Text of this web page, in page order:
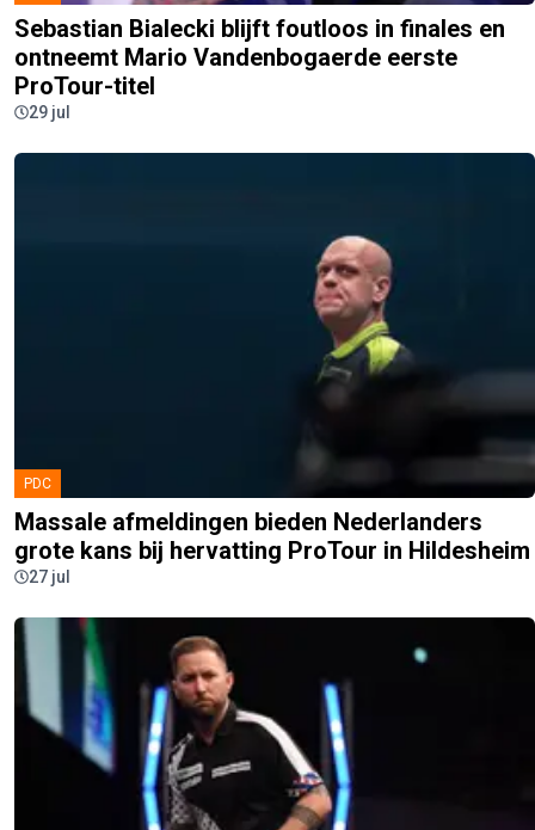
Sebastian Bialecki blijft foutloos in finales en
ontneemt Mario Vandenbogaerde eerste
ProTour-titel
29 jul
PDC
Massale afmeldingen bieden Nederlanders
grote kans bij hervatting ProTour in Hildesheim
27 jul